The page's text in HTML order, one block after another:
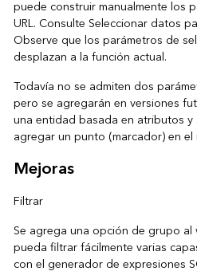
puede construir manualmente los
URL. Consulte Seleccionar datos
Observe que los parámetros de
desplazan a la función actual.
Todavía no se admiten dos
pero se agregarán en versiones
una entidad basada en atributos
agregar un punto (marcador) en
Mejoras
Filtrar
Se agrega una opción de grupo
pueda filtrar fácilmente varias
con el generador de expresiones